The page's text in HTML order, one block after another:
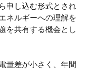
申し込む形式とされ
ネルギーへの理解を
を共有する機会とし
量差が小さく、年間